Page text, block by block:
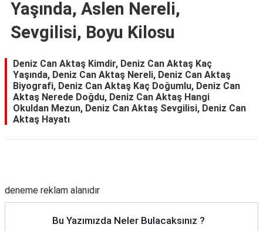
Yaşında, Aslen Nereli,
Sevgilisi, Boyu Kilosu
Deniz Can Aktaş Kimdir, Deniz Can Aktaş Kaç
Yaşında, Deniz Can Aktaş Nereli, Deniz Can Aktaş
Biyografi, Deniz Can Aktaş Kaç Doğumlu, Deniz Can
Aktaş Nerede Doğdu, Deniz Can Aktaş Hangi
Okuldan Mezun, Deniz Can Aktaş Sevgilisi, Deniz Can
Aktaş Hayatı
deneme reklam alanıdır
Bu Yazımızda Neler Bulacaksınız ?